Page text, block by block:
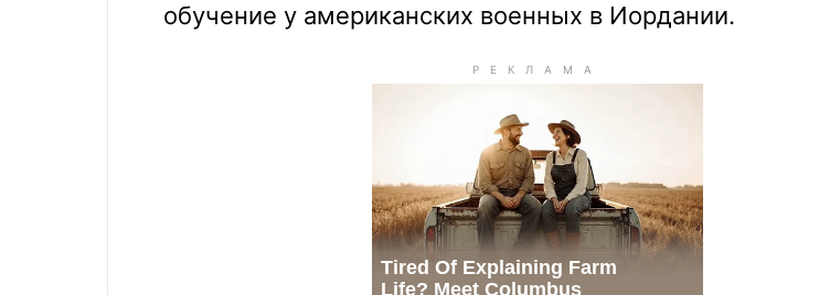
обучение у американских военных в Иордании.